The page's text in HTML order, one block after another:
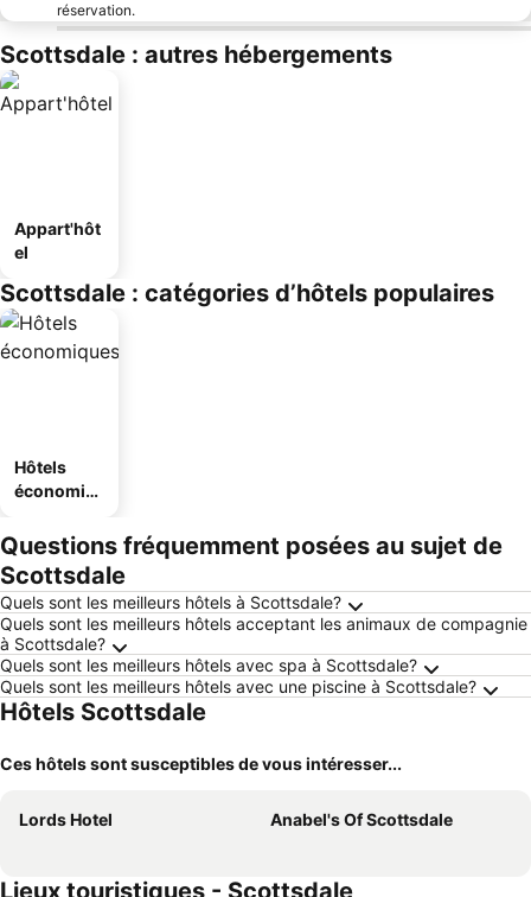
réservation.
Scottsdale : autres hébergements
Appart'hôt
el
Scottsdale : catégories d’hôtels populaires
Hôtels
économiq
Questions fréquemment posées au sujet de
Scottsdale
Quels sont les meilleurs hôtels à Scottsdale?
Quels sont les meilleurs hôtels acceptant les animaux de compagnie
à Scottsdale?
Quels sont les meilleurs hôtels avec spa à Scottsdale?
Quels sont les meilleurs hôtels avec une piscine à Scottsdale?
Hôtels Scottsdale
Ces hôtels sont susceptibles de vous intéresser...
Lords Hotel Anabel's Of Scottsdale
Lieux touristiques - Scottsdale